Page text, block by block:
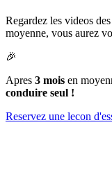
Regardez les videos
moyenne, vous aurez
🎉
Apres 3 mois en
conduire seul !
Reservez une lecon